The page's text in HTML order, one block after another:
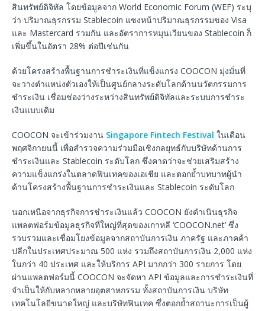
สินทรัพย์ดิจิทัล โดยข้อมูลจาก World Economic Forum (WEF) ระบุ
ว่า ปริมาณธุรกรรม Stablecoin แซงหน้าปริมาณธุรกรรมของ Visa
และ Mastercard รวมกัน และอัตราการหมุนเวียนของ Stablecoin ก็
เพิ่มขึ้นในอัตรา 28% ต่อปีเช่นกัน
ด้วยโครงสร้างพื้นฐานการชำระเงินที่แข็งแกร่ง COOCON มุ่งมั่นที่
จะวางตำแหน่งตัวเองให้เป็นศูนย์กลางระดับโลกด้านนวัตกรรมการ
ชำระเงิน เชื่อมช่องว่างระหว่างสินทรัพย์ดิจิทัลและระบบการชำระ
เงินแบบเดิม
COOCON จะเข้าร่วมงาน Singapore Fintech Festival ในเดือน
พฤศจิกายนนี้ เพื่อสำรวจความร่วมมือเชิงกลยุทธ์กับบริษัทด้านการ
ชำระเงินและ Stablecoin ระดับโลก ซึ่งคาดว่าจะช่วยเสริมสร้าง
ความแข็งแกร่งในตลาดฟินเทคของเอเชีย และตอกย้ำบทบาทผู้นำ
ด้านโครงสร้างพื้นฐานการชำระเงินและ Stablecoin ระดับโลก
นอกเหนือจากธุรกิจการชำระเงินแล้ว COOCON ยังดำเนินธุรกิจ
แพลตฟอร์มข้อมูลธุรกิจที่ใหญ่ที่สุดของเกาหลี ‘COOCON.net’ ซึ่ง
รวบรวมและเชื่อมโยงข้อมูลจากสถาบันการเงิน ภาครัฐ และภาคค้า
ปลีกในประเทศประมาณ 500 แห่ง รวมถึงสถาบันการเงิน 2,000 แห่ง
ในกว่า 40 ประเทศ และให้บริการ API มากกว่า 300 รายการ โดย
ผ่านแพลตฟอร์มนี้ COOCON จะจัดหา API ข้อมูลและการชำระเงินที่
จำเป็นให้กับหลากหลายอุตสาหกรรม ทั้งสถาบันการเงิน บริษัท
เทคโนโลยีขนาดใหญ่ และบริษัทฟินเทค ซึ่งตอกย้ำสถานะการเป็นผู้